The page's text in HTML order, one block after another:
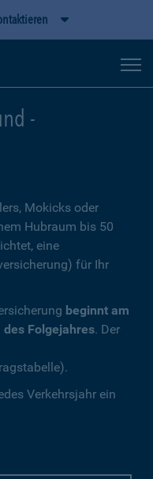
-
Mokicks oder
Hubraum bis 50
eine
für Ihr
beginnt am
Folgejahres. Der
Verkehrsjahr ein